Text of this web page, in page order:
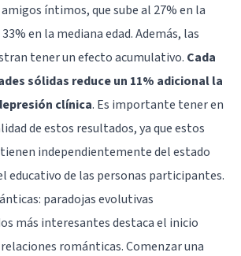
íntimos, que sube al 27% en la
en la mediana edad. Además, las
tener un efecto acumulativo. Cada
sólidas reduce un 11% adicional la
clínica. Es importante tener en
de estos resultados, ya que estos
independientemente del estado
educativo de las personas participantes.
paradojas evolutivas
más interesantes destaca el inicio
románticas. Comenzar una